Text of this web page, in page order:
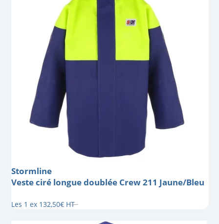
Stormline
Veste ciré longue doublée Crew 211 Jaune/Bleu
Les 1 ex 132,50€ HT